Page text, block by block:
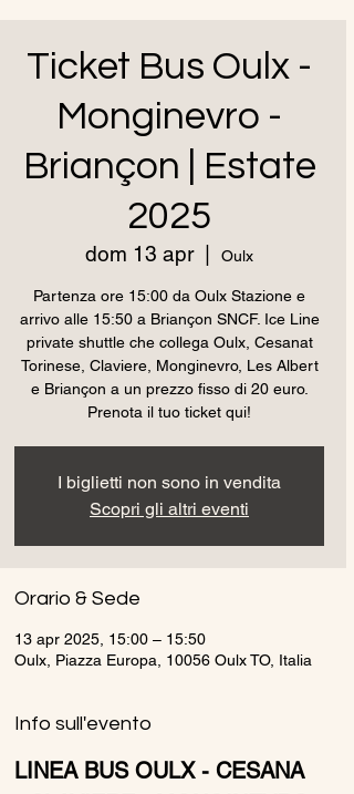
Ticket Bus Oulx -
Monginevro -
Briançon | Estate
2025
dom 13 apr
  |
Oulx
Partenza ore 15:00 da Oulx Stazione e
arrivo alle 15:50 a Briançon SNCF. Ice Line
private shuttle che collega Oulx, Cesanat
Torinese, Claviere, Monginevro, Les Albert
e Briançon a un prezzo fisso di 20 euro.
Prenota il tuo ticket qui!
I biglietti non sono in vendita
Scopri gli altri eventi
Orario & Sede
13 apr 2025, 15:00 – 15:50
Oulx, Piazza Europa, 10056 Oulx TO, Italia
Info sull'evento
LINEA BUS OULX - CESANA